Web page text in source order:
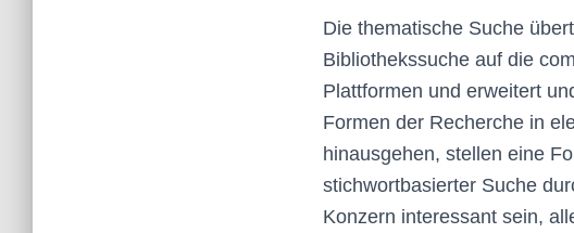
Die thematische Suche
Bibliothekssuche auf die
Plattformen und erweitert
Formen der Recherche in
hinausgehen, stellen eine
stichwortbasierter Suche
Konzern interessant sein,